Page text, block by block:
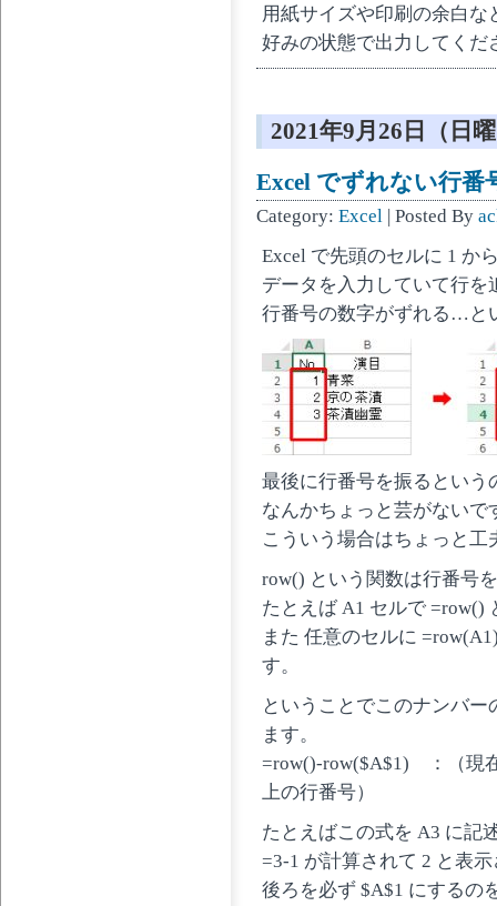
用紙サイズや印刷の余白な
好みの状態で出力してくだ
2021年9月26日（日
Excel でずれない行番
Category: Excel | Posted By
Excel で先頭のセルに 1 か
データを入力していて行
行番号の数字がずれる…と
最後に行番号を振るという
なんかちょっと芸がないで
こういう場合はちょっと工
row() という関数は行番号
たとえば A1 セルで =row()
また 任意のセルに
す。
ということでこのナンバ
ます。
=row()-row($A$1) ：（現
上の行番号）
たとえばこの式を A3 に記
=3-1 が計算されて 2 と表
後ろを必ず $A$1 にするの